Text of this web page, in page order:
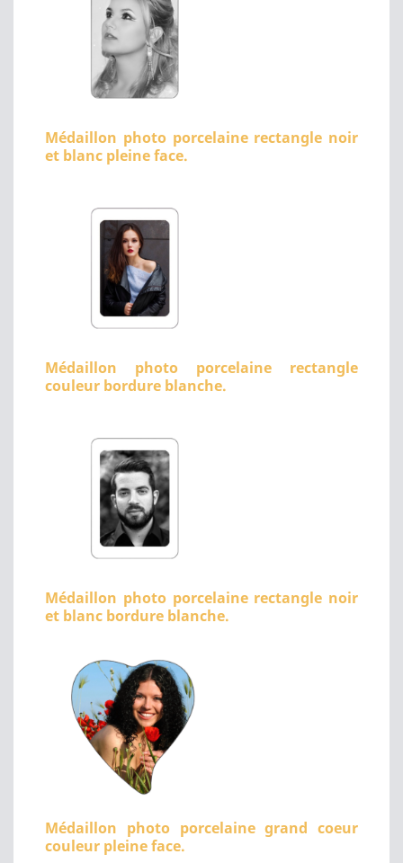
Médaillon photo porcelaine rectangle noir
et blanc pleine face.
Médaillon photo porcelaine rectangle
couleur bordure blanche.
Médaillon photo porcelaine rectangle noir
et blanc bordure blanche.
Médaillon photo porcelaine grand coeur
couleur pleine face.